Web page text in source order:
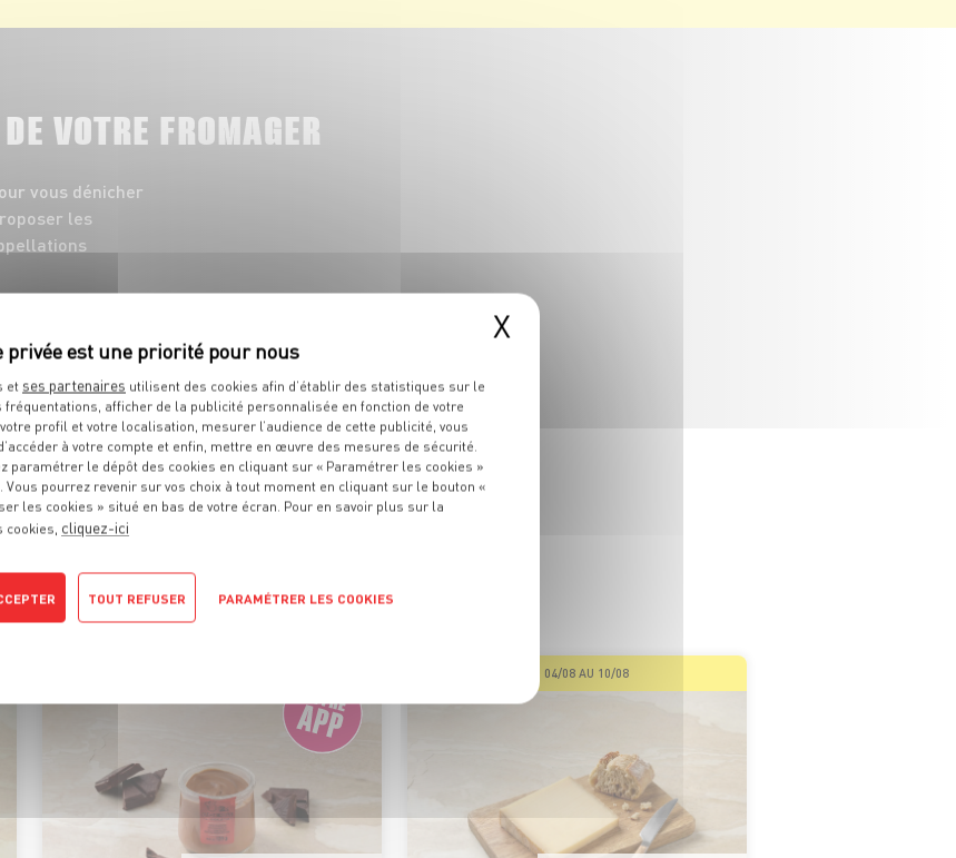
DE VOTRE FROMAGER
vous dénicher
les
DE VOTRE FROMAGER
fromages coulants sont à déguster en hiver, bénéficiez de nos
prix fondants toute l’année !
DU 04/08 AU 10/08
X
et ses partenaires utilisent des cookies afin d’établir des statistiques sur le
fréquentations, afficher de la publicité personnalisée en fonction de votre
profil et votre localisation, mesurer l’audience de cette publicité, vous
à votre compte et enfin, mettre en œuvre des mesures de sécurité.
paramétrer le dépôt des cookies en cliquant sur « Paramétrer les cookies »
Vous pourrez revenir sur vos choix à tout moment en cliquant sur le bouton «
les cookies » situé en bas de votre écran. Pour en savoir plus sur la
cookies, cliquez-ici
TOUT REFUSER PARAMÉTRER LES COOKIES